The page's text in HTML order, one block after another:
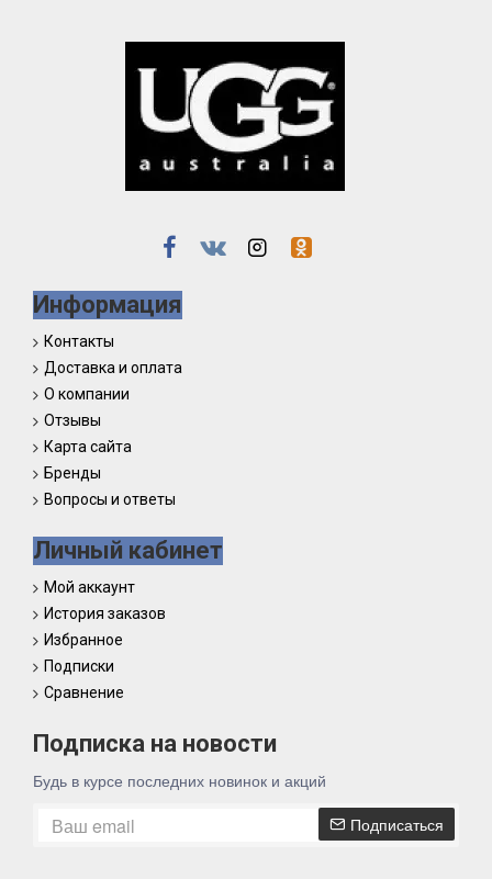
Информация
Контакты
Доставка и оплата
О компании
Отзывы
Карта сайта
Бренды
Вопросы и ответы
Личный кабинет
Мой аккаунт
История заказов
Избранное
Подписки
Сравнение
Подписка на новости
Будь в курсе последних новинок и акций
Подписаться